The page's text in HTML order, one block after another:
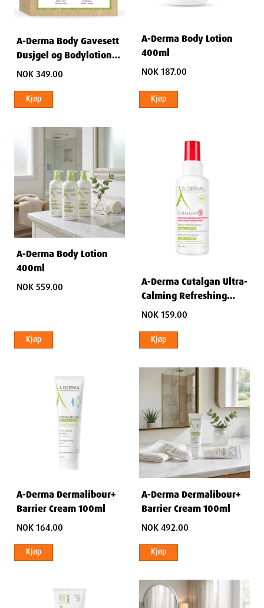
A-Derma Body Gavesett
Dusjgel og Bodylotion
200+400ml
NOK 349.00
Kjøp
A-Derma Body Lotion
400ml
NOK 187.00
Kjøp
A-Derma Body Lotion
400ml
NOK 559.00
Kjøp
A-Derma Cutalgan Ultra-
Calming Refreshing
Spray 100 ml
NOK 159.00
Kjøp
A-Derma Dermalibour+
Barrier Cream 100ml
NOK 164.00
Kjøp
A-Derma Dermalibour+
Barrier Cream 100ml
NOK 492.00
Kjøp